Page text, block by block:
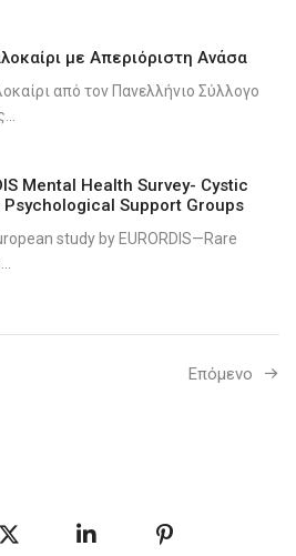
με Απεριόριστη Ανάσα
από τον Πανελλήνιο Σύλλογο
Mental Health Survey- Cystic
Psychological Support Groups
study by EURORDIS—Rare
Επόμενο